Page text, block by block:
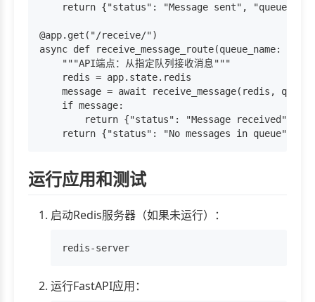
return {"status": "Message sent", "queue":
@app.get("/receive/")
async def receive_message_route(queue_name: str):
    """API端点：从指定队列接收消息"""
    redis = app.state.redis
message = await receive_message(redis,
    if message:
return {"status": "Message received",
运行应用和测试
启动Redis服务器（如果未运行）：
运行FastAPI应用：